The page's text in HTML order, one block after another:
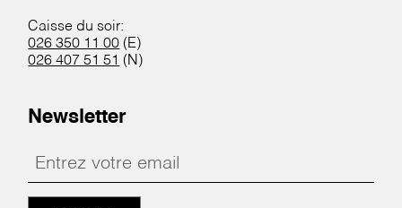
Caisse du soir:
026 350 11 00 (E)
026 407 51 51 (N)
Newsletter